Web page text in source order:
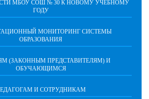
МБОУ СОШ № 30 К НОВОМУ УЧЕБНОМУ
ГОДУ
МОНИТОРИНГ СИСТЕМЫ
ОБРАЗОВАНИЯ
(ЗАКОННЫМ ПРЕДСТАВИТЕЛЯМ) И
ОБУЧАЮЩИМСЯ
И СОТРУДНИКАМ